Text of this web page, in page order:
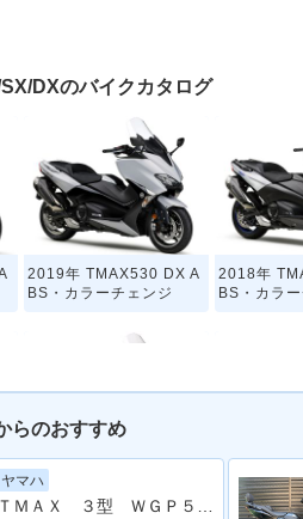
DXのバイクカタログ
2019年 TMAX530 DX A
BS・カラーチェンジ
2018年
BS・カラ
I
2016年 TMAX530 AB
S・カラーチェンジ
2015年
RON MAX
らのおすすめ
ヤマハ